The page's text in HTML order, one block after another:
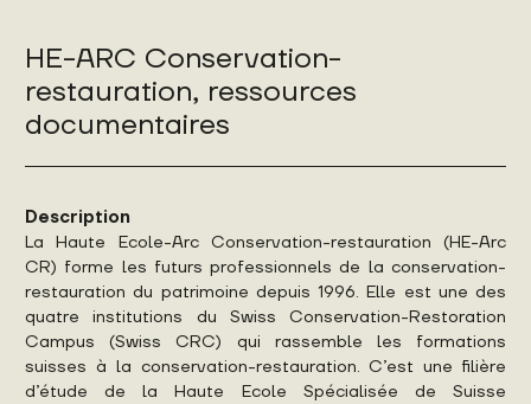
HE-ARC Conservation-
restauration, ressources
documentaires
Description
La Haute Ecole-Arc Conservation-restauration (HE-Arc
CR) forme les futurs professionnels de la conservation-
restauration du patrimoine depuis 1996. Elle est une des
quatre institutions du Swiss Conservation-Restoration
Campus (Swiss CRC) qui rassemble les formations
suisses à la conservation-restauration. C’est une filière
d’étude de la Haute Ecole Spécialisée de Suisse